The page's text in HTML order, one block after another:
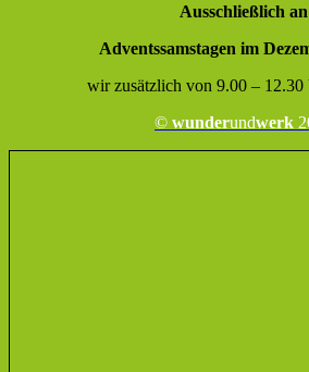
Ausschließlich an
Adventssamstagen im
wir zusätzlich von 9.00 –
© wunderundwerk